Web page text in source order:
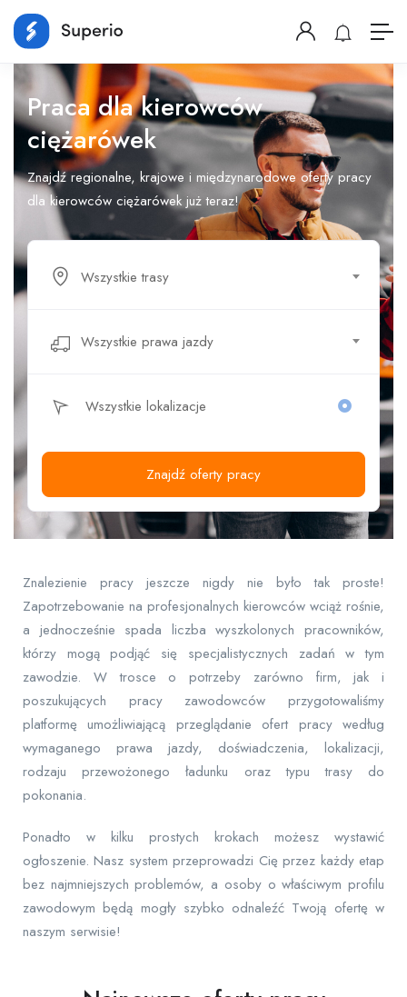
Praca dla kierowców
ciężarówek
Znajdź regionalne, krajowe i międzynarodowe oferty pracy
dla kierowców ciężarówek już teraz!
Wszystkie trasy
Wszystkie prawa jazdy
Znajdź oferty pracy
Znalezienie pracy jeszcze nigdy nie było tak proste!
Zapotrzebowanie na profesjonalnych kierowców wciąż rośnie,
a jednocześnie spada liczba wyszkolonych pracowników,
którzy mogą podjąć się specjalistycznych zadań w tym
zawodzie. W trosce o potrzeby zarówno firm, jak i
poszukujących pracy zawodowców przygotowaliśmy
platformę umożliwiającą przeglądanie ofert pracy według
wymaganego prawa jazdy, doświadczenia, lokalizacji,
rodzaju przewożonego ładunku oraz typu trasy do
pokonania.
Ponadto w kilku prostych krokach możesz wystawić
ogłoszenie. Nasz system przeprowadzi Cię przez każdy etap
bez najmniejszych problemów, a osoby o właściwym profilu
zawodowym będą mogły szybko odnaleźć Twoją ofertę w
naszym serwisie!